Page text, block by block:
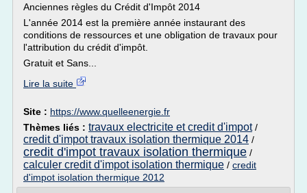
Anciennes règles du Crédit d'Impôt 2014
L'année 2014 est la première année instaurant des
conditions de ressources et une obligation de travaux pour
l'attribution du crédit d'impôt.
Gratuit et Sans...
Lire la suite
Site : https://www.quelleenergie.fr
Thèmes liés : travaux electricite et credit d'impot/
credit d'impot travaux isolation thermique 2014 /
credit d'impot travaux isolation thermique /
calculer credit d'impot isolation thermique / credit
d'impot isolation thermique 2012